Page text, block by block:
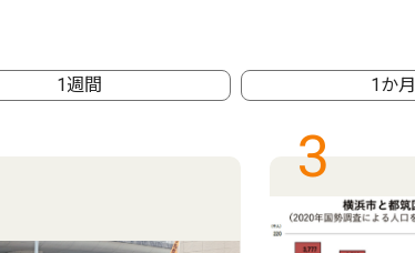
1週間 1か月
3